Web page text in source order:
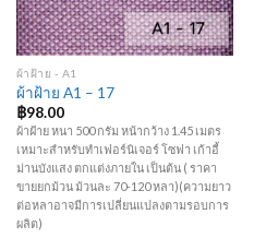
ผ้าฝ้าย - A1
ผ้าฝ้าย A1 – 17
฿98.00
ผ้าฝ้าย หนา 500 กรัม หน้ากว้าง 1.45 เมตร
เหมาะสำหรับทำเฟอร์นิเจอร์ โซฟา เก้าอี้
ม่านบังแสง ตกแต่งภายใน เป็นต้น ( ราคา
ขายยกม้วน ม้วนละ 70-120 หลา)(ความยาว
ต่อหลาอาจมีการเปลี่ยนแปลงตามรอบการ
ผลิต)